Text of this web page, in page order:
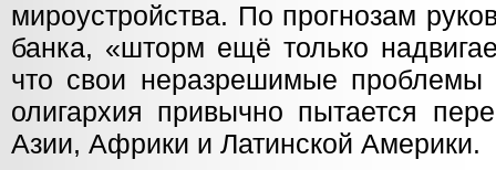
мироустройства. По прогнозам
банка, «шторм ещё только
что свои неразрешимые
олигархия привычно пытается
Азии, Африки и Латинской Америки.